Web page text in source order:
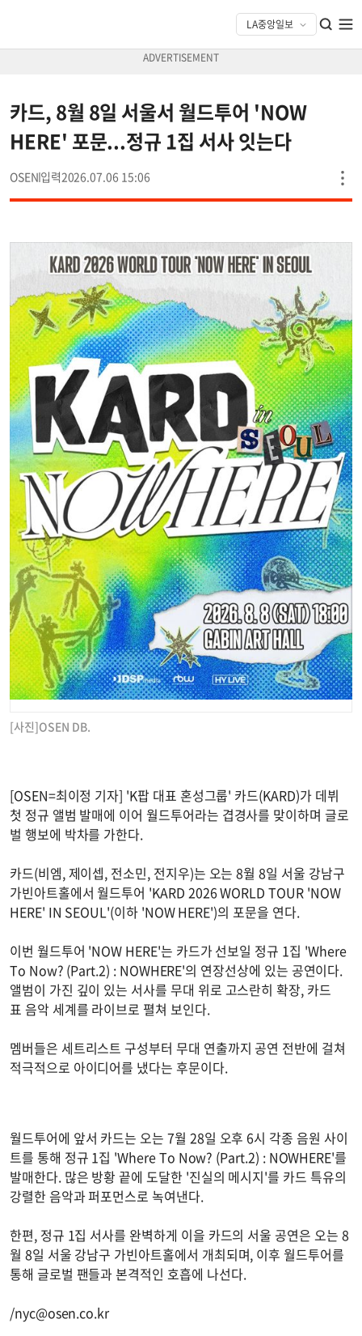
카드, 8월 8일 서울서 월드투어 'NOW
HERE' 포문...정규 1집 서사 잇는다
OSEN 2026.07.06 15:06
[사진]OSEN DB.
[OSEN=최이정 기자] 'K팝 대표 혼성그룹' 카드(KARD)가 데뷔
첫 정규 앨범 발매에 이어 월드투어라는 겹경사를 맞이하며 글로
벌 행보에 박차를 가한다.
카드(비엠, 제이셉, 전소민, 전지우)는 오는 8월 8일 서울 강남구
가빈아트홀에서 월드투어 'KARD 2026 WORLD TOUR 'NOW
HERE' IN SEOUL'(이하 'NOW HERE')의 포문을 연다.
이번 월드투어 'NOW HERE'는 카드가 선보일 정규 1집 'Where
To Now? (Part.2) : NOWHERE'의 연장선상에 있는 공연이다.
앨범이 가진 깊이 있는 서사를 무대 위로 고스란히 확장, 카드
표 음악 세계를 라이브로 펼쳐 보인다.
멤버들은 세트리스트 구성부터 무대 연출까지 공연 전반에 걸쳐
적극적으로 아이디어를 냈다는 후문이다.
월드투어에 앞서 카드는 오는 7월 28일 오후 6시 각종 음원 사이
트를 통해 정규 1집 'Where To Now? (Part.2) : NOWHERE'를
발매한다. 많은 방황 끝에 도달한 '진실의 메시지'를 카드 특유의
강렬한 음악과 퍼포먼스로 녹여낸다.
한편, 정규 1집 서사를 완벽하게 이을 카드의 서울 공연은 오는 8
월 8일 서울 강남구 가빈아트홀에서 개최되며, 이후 월드투어를
통해 글로벌 팬들과 본격적인 호흡에 나선다.
/nyc@osen.co.kr